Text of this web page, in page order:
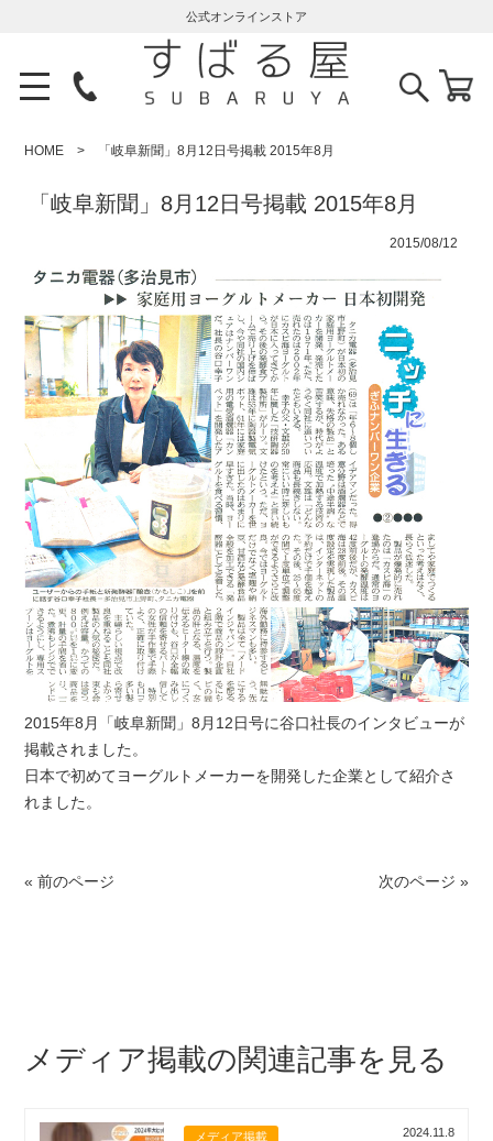
公式オンラインストア
HOME 「岐阜新聞」8月12日号掲載 2015年8月
「岐阜新聞」8月12日号掲載 2015年8月
2015/08/12
2015年8月「岐阜新聞」8月12日号に谷口社長のインタビューが
掲載されました。
日本で初めてヨーグルトメーカーを開発した企業として紹介さ
れました。
« 前のページ 次のページ »
メディア掲載の関連記事を見る
メディア掲載 2024.11.8